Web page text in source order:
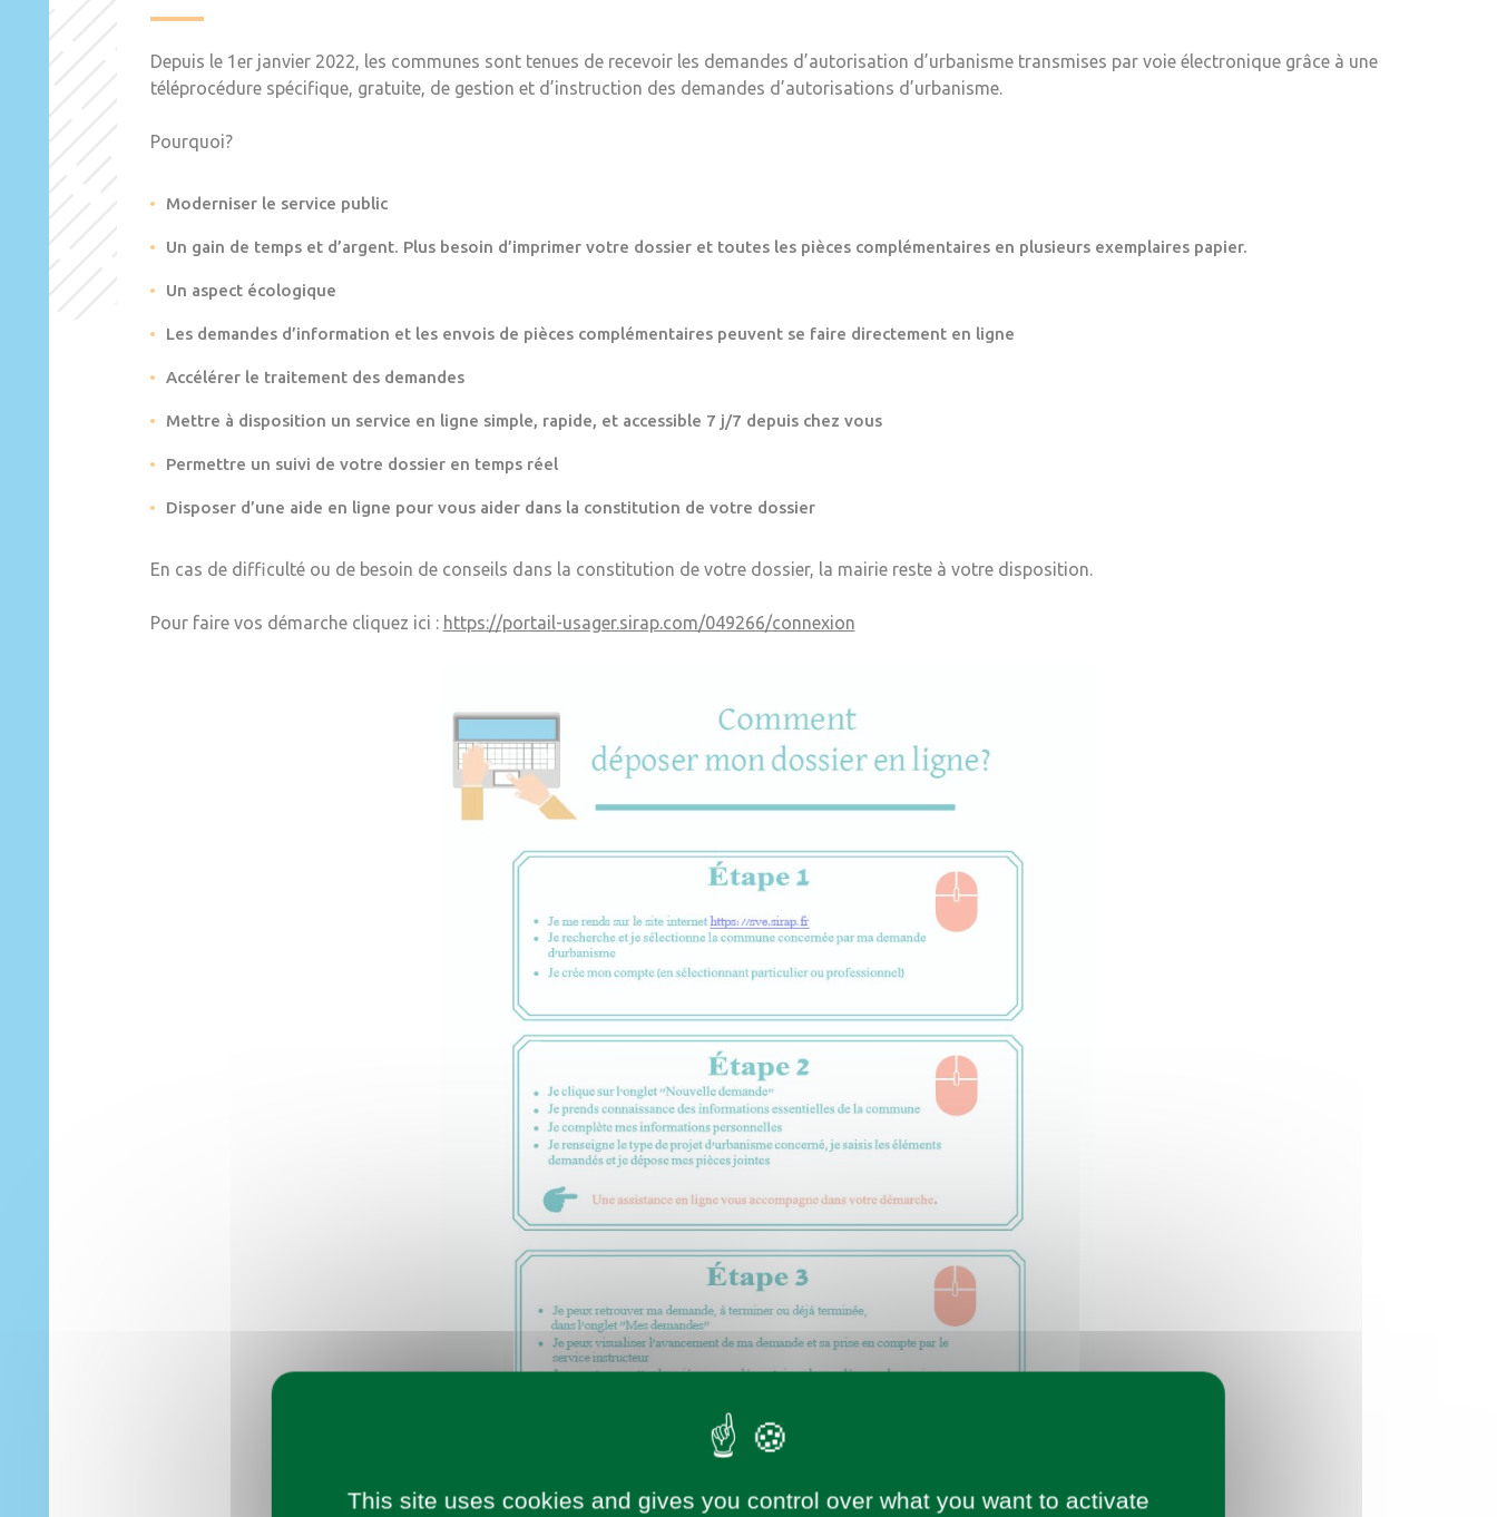
Depuis le 1er janvier 2022, les communes sont tenues de recevoir les demandes d’autorisation d’urbanisme transmises par voie électronique grâce à une
téléprocédure spécifique, gratuite, de gestion et d’instruction des demandes d’autorisations d’urbanisme.
Pourquoi?
Moderniser le service public
Un gain de temps et d’argent. Plus besoin d’imprimer votre dossier et toutes les pièces complémentaires en plusieurs exemplaires papier.
Un aspect écologique
Les demandes d’information et les envois de pièces complémentaires peuvent se faire directement en ligne
Accélérer le traitement des demandes
Mettre à disposition un service en ligne simple, rapide, et accessible 7 j/7 depuis chez vous
Permettre un suivi de votre dossier en temps réel
Disposer d’une aide en ligne pour vous aider dans la constitution de votre dossier
En cas de difficulté ou de besoin de conseils dans la constitution de votre dossier, la mairie reste à votre disposition.
Pour faire vos démarche cliquez ici : https://portail-usager.sirap.com/049266/connexion
This site uses cookies and gives you control over what you want to activate